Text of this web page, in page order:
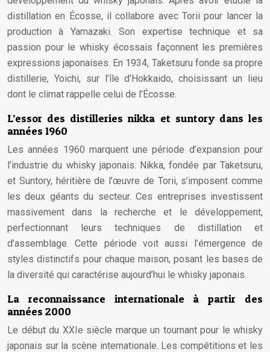
distillation en Écosse, il collabore avec Torii pour lancer la
production à Yamazaki. Son expertise technique et sa
passion pour le whisky écossais façonnent les premières
expressions japonaises. En 1934, Taketsuru fonde sa propre
distillerie, Yoichi, sur l’île d’Hokkaido, choisissant un lieu
dont le climat rappelle celui de l’Écosse.
L’essor des distilleries nikka et suntory dans les
années 1960
Les années 1960 marquent une période d’expansion pour
l’industrie du whisky japonais. Nikka, fondée par Taketsuru,
et Suntory, héritière de l’œuvre de Torii, s’imposent comme
les deux géants du secteur. Ces entreprises investissent
massivement dans la recherche et le développement,
perfectionnant leurs techniques de distillation et
d’assemblage. Cette période voit aussi l’émergence de
styles distinctifs pour chaque maison, posant les bases de
la diversité qui caractérise aujourd’hui le whisky japonais.
La reconnaissance internationale à partir des
années 2000
Le début du XXIe siècle marque un tournant pour le whisky
japonais sur la scène internationale. Les compétitions et les